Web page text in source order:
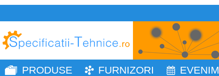
PRODUSE FURNIZORI